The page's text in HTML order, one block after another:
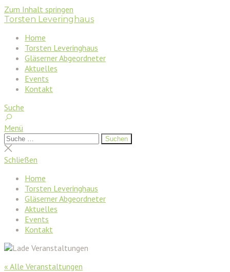
Zum Inhalt springen
Torsten Leveringhaus
Home
Torsten Leveringhaus
Gläserner Abgeordneter
Aktuelles
Events
Kontakt
Suche
Menü
Suchen
nach:
Suchen
Suche
schließen
Schließen
Home
Torsten Leveringhaus
Gläserner Abgeordneter
Aktuelles
Events
Kontakt
« Alle Veranstaltungen